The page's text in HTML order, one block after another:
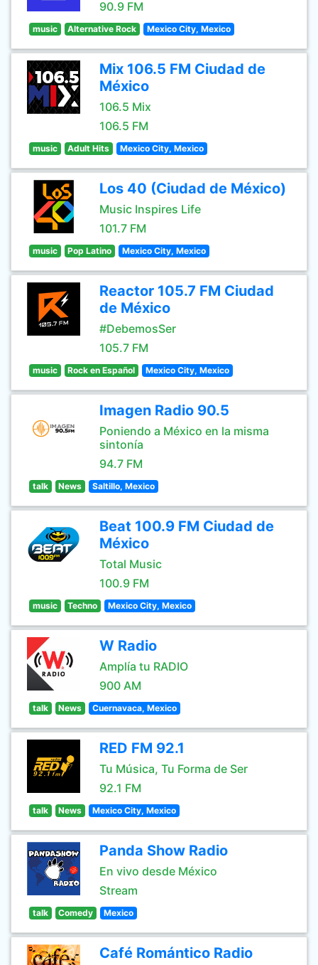
90.9 FM
music Alternative Rock Mexico City, Mexico
Mix 106.5 FM Ciudad de
México
106.5 Mix
106.5 FM
music Adult Hits Mexico City, Mexico
Los 40 (Ciudad de México)
Music Inspires Life
101.7 FM
music Pop Latino Mexico City, Mexico
Reactor 105.7 FM Ciudad
de México
#DebemosSer
105.7 FM
music Rock en Español Mexico City, Mexico
Imagen Radio 90.5
Poniendo a México en la misma
sintonía
94.7 FM
talk News Saltillo, Mexico
Beat 100.9 FM Ciudad de
México
Total Music
100.9 FM
music Techno Mexico City, Mexico
W Radio
Amplía tu RADIO
900 AM
talk News Cuernavaca, Mexico
RED FM 92.1
Tu Música, Tu Forma de Ser
92.1 FM
talk News Mexico City, Mexico
Panda Show Radio
En vivo desde México
Stream
talk Comedy Mexico
Café Romántico Radio